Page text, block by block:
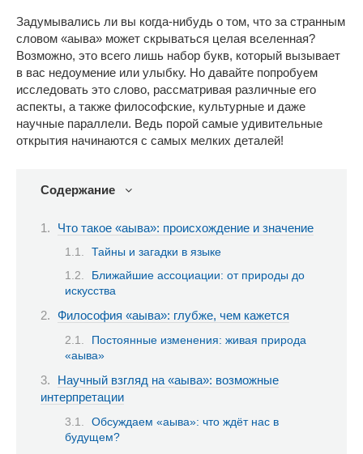
Задумывались ли вы когда-нибудь о том, что за странным
словом «аыва» может скрываться целая вселенная?
Возможно, это всего лишь набор букв, который вызывает
в вас недоумение или улыбку. Но давайте попробуем
исследовать это слово, рассматривая различные его
аспекты, а также философские, культурные и даже
научные параллели. Ведь порой самые удивительные
открытия начинаются с самых мелких деталей!
Содержание
Что такое «аыва»: происхождение и значение
Тайны и загадки в языке
Ближайшие ассоциации: от природы до
искусства
Философия «аыва»: глубже, чем кажется
Постоянные изменения: живая природа
«аыва»
Научный взгляд на «аыва»: возможные
интерпретации
Обсуждаем «аыва»: что ждёт нас в
будущем?